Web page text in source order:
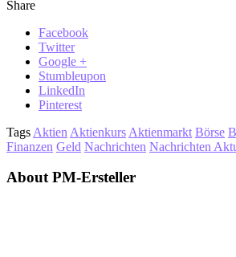
Share
Facebook
Twitter
Google +
Stumbleupon
LinkedIn
Pinterest
Tags Aktien Aktienkurs Aktienmarkt Börse
Finanzen Geld Nachrichten Nachrichten
About PM-Ersteller